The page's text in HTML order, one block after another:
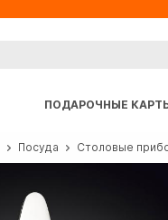
ПОДАРОЧНЫЕ
Посуда Столовые